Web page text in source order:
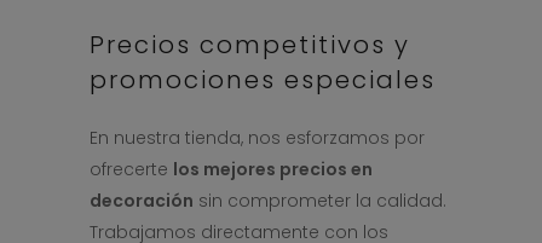
Precios competitivos y
promociones especiales
En nuestra tienda, nos esforzamos por
ofrecerte los mejores precios en
decoración sin comprometer la calidad.
Trabajamos directamente con los